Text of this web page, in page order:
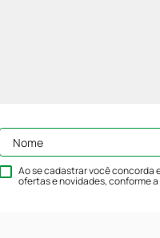
Ao se cadastrar você concorda
ofertas e novidades, conforme a